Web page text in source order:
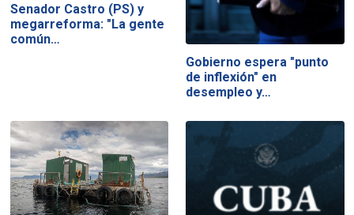
Senador Castro (PS) y
megarreforma: "La gente
común…
Gobierno espera "punto
de inflexión" en
desempleo y…